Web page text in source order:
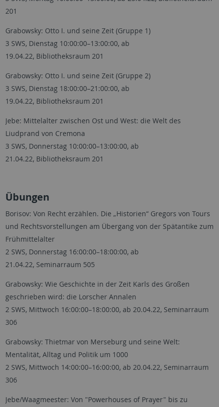
201
Grabowsky: Otto I. und seine Zeit (Gruppe 1)
3 SWS, Dienstag 10:00:00–13:00:00, ab
19.04.22, Bibliotheksraum 201
Grabowsky: Otto I. und seine Zeit (Gruppe 2)
3 SWS, Dienstag 18:00:00–21:00:00, ab
19.04.22, Bibliotheksraum 201
Jebe: Mittelalter zwischen Ost und West: die Welt des
Liudprand von Cremona
3 SWS, Donnerstag 10:00:00–13:00:00, ab
21.04.22, Bibliotheksraum 201
Übungen
Borisov: Von Recht erzählen. Die „Historien“ Gregors von Tours
und Rechtsvorstellungen am Übergang von der Spätantike zum
Frühmittelalter
2 SWS, Donnerstag 16:00:00–18:00:00, ab
21.04.22, Seminarraum 505
Grabowsky: Wie Geschichte in der Zeit Karls des Großen
geschrieben wird: die Lorscher Annalen
2 SWS, Mittwoch 16:00:00–18:00:00, ab 20.04.22, Seminarraum
306
Grabowsky: Thietmar von Merseburg und seine Welt:
Mentalität, Alltag und Politik um 1000
2 SWS, Mittwoch 14:00:00–16:00:00, ab 20.04.22, Seminarraum
306
Jebe/Waagmeester: Von "Powerhouses of Prayer" bis zu